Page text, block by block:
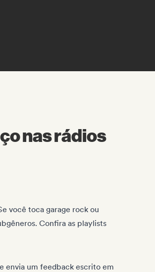
nas rádios
você toca garage rock ou
Confira as playlists
envia um feedback escrito em